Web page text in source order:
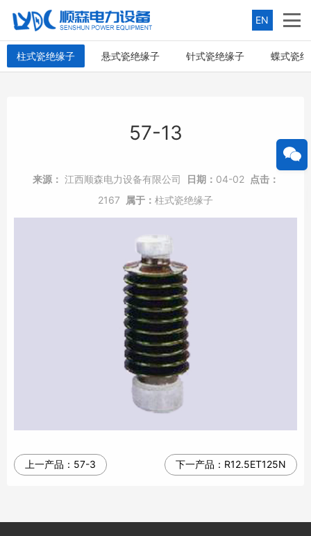
EN
柱式瓷绝缘子 悬式瓷绝缘子 针式瓷绝缘子 蝶式瓷
57-13
来源： 江西顺森电力设备有限公司 日期： 04-02 点击：
2167
属于： 柱式瓷绝缘子
上一产品： 57-3 下一产品： R12.5ET125N